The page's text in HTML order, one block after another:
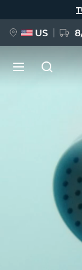
US
FAQ™ Pure
BREAKING
issa™